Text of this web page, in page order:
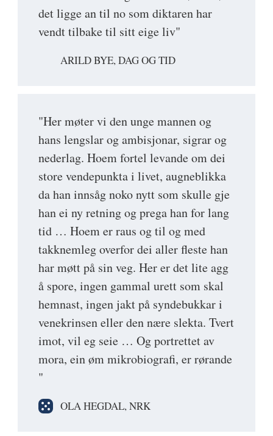
det ligge an til no som diktaren har
vendt tilbake til sitt eige liv"
ARILD BYE, DAG OG TID
"Her møter vi den unge mannen og
hans lengslar og ambisjonar, sigrar og
nederlag. Hoem fortel levande om dei
store vendepunkta i livet, augneblikka
da han innsåg noko nytt som skulle gje
han ei ny retning og prega han for lang
tid … Hoem er raus og til og med
takknemleg overfor dei aller fleste han
har møtt på sin veg. Her er det lite agg
å spore, ingen gammal urett som skal
hemnast, ingen jakt på syndebukkar i
venekrinsen eller den nære slekta. Tvert
imot, vil eg seie … Og portrettet av
mora, ein øm mikrobiografi, er rørande
"
OLA HEGDAL, NRK